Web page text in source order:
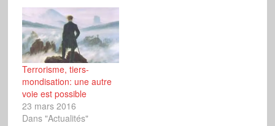
Terrorisme, tiers-
mondisation: une autre
voie est possible
23 mars 2016
Dans "Actualités"